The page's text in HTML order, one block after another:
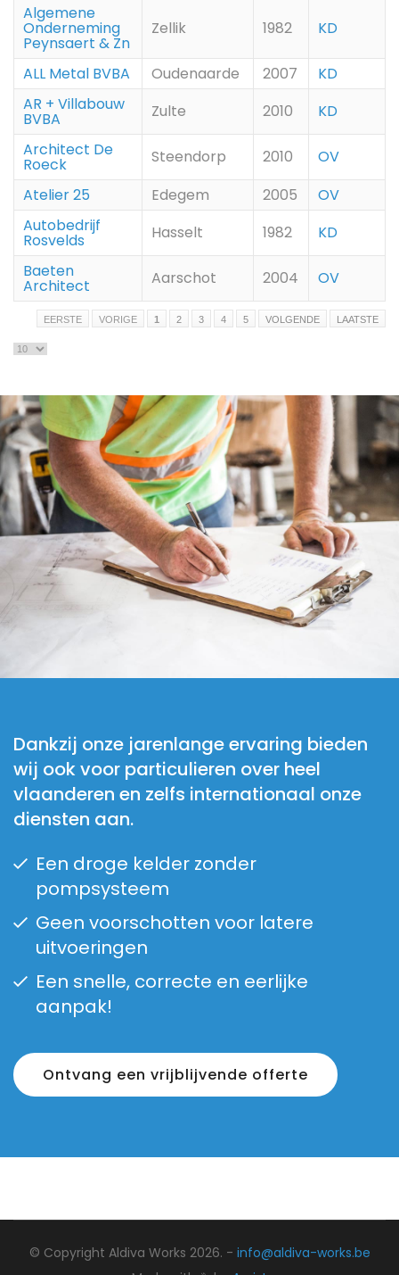
Algemene
Onderneming
Peynsaert & Zn
Zellik 1982 KD
ALL Metal BVBA Oudenaarde 2007
KD
AR + Villabouw
BVBA Zulte 2010
KD
Architect De
Roeck Steendorp 2010
OV
Atelier 25
Edegem 2005
OV
Autobedrijf
Rosvelds Hasselt 1982
KD
Baeten
Architect Aarschot 2004 OV
EERSTE VORIGE 1 2 3 4 5 VOLGENDE LAATSTE
Dankzij onze jarenlange ervaring bieden
wij ook voor particulieren over heel
vlaanderen en zelfs internationaal onze
diensten aan.
Een droge kelder zonder
pompsysteem
Geen voorschotten voor latere
uitvoeringen
Een snelle, correcte en eerlijke
aanpak!
Ontvang een vrijblijvende offerte
© Copyright Aldiva Works 2026. - info@aldiva-works.be